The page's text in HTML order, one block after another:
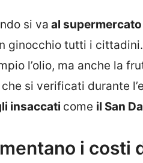
si va al supermercato
ginocchio tutti i
l’olio, ma anche la
si verificati durante
insaccati come il San
i costi